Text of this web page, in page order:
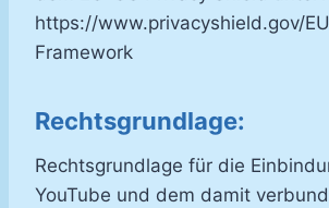
https://www.privacyshield.gov/
Framework
Rechtsgrundlage:
Rechtsgrundlage für die
YouTube und dem damit